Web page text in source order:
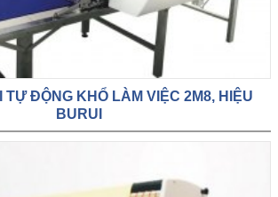
TỰ ĐỘNG KHỔ LÀM VIỆC 2M8, HIỆU
BURUI